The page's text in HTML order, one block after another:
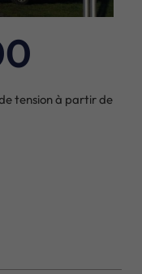
tension à partir de